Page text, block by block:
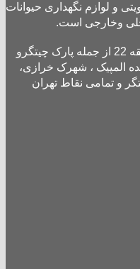
و لوازم نگهداری حیوانات
وخارجی است.
پت شاپ نینی پت به تمامی نقاط منطقه 22 از جمله پارک چیتگرو
المپیک ، شهرک خرازی،
و تمامی نقاط تهران